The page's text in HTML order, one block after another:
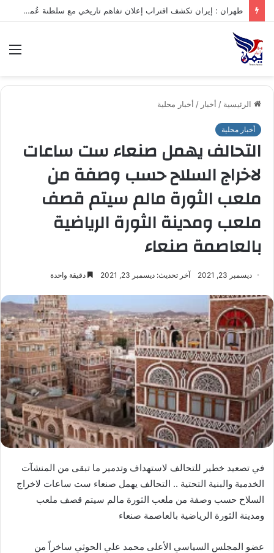
طهران : إيران تكشف اقتراب إعلان تفاهم تاريخي مع سلطنة عُمان بشأن تنظيم الملاحة في مضيق هرمز
الرئيسية / أخبار / أخبار محلية
أخبار محلية
التحالف يهمل صنعاء ست ساعات
لاخراج السلاح حسب وصفة من
ملعب الثورة مالم سيتم قصف
ملعب ومدينة الثورة الرياضية
بالعاصمة صنعاء
ديسمبر 23, 2021 آخر تحديث: ديسمبر 23, 2021 دقيقة واحدة
في تصعيد خطير للتحالف لاستهداف وتدمير ما تبقى من المنشآت
الخدمية والبنية التحتية .. التحالف يهمل صنعاء ست ساعات لاخراج
السلاح حسب وصفة من ملعب الثورة مالم سيتم قصف ملعب
ومدينة الثورة الرياضية بالعاصمة صنعاء
عضو المجلس السياسي الأعلى محمد علي الحوثي ساخراً من